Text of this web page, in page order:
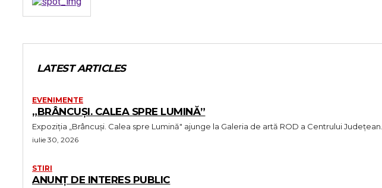
LATEST ARTICLES
EVENIMENTE
„BRÂNCUȘI. CALEA SPRE LUMINĂ”
Expoziția „Brâncuși. Calea spre Lumină" ajunge la Galeria de artă ROD a Centrului Județean...
iulie 30, 2026
STIRI
ANUNȚ DE INTERES PUBLIC